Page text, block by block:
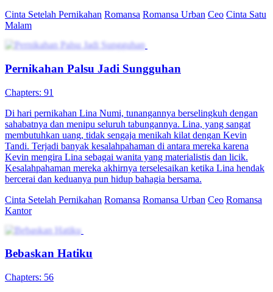
Cinta Setelah Pernikahan Romansa Romansa Urban Ceo Cinta Satu
Malam
Pernikahan Palsu Jadi Sungguhan
Chapters: 91
Di hari pernikahan Lina Numi, tunangannya berselingkuh dengan
sahabatnya dan menipu seluruh tabungannya. Lina, yang sangat
membutuhkan uang, tidak sengaja menikah kilat dengan Kevin
Tandi. Terjadi banyak kesalahpahaman di antara mereka karena
Kevin mengira Lina sebagai wanita yang materialistis dan licik.
Kesalahpahaman mereka akhirnya terselesaikan ketika Lina hendak
bercerai dan keduanya pun hidup bahagia bersama.
Cinta Setelah Pernikahan Romansa Romansa Urban Ceo Romansa
Kantor
Bebaskan Hatiku
Chapters: 56